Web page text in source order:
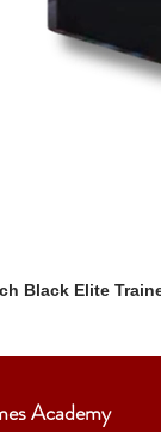
Black Elite
Academy